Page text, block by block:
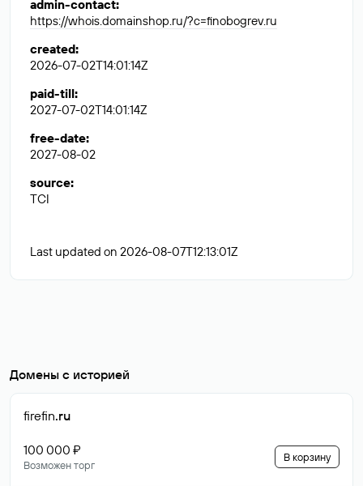
admin-contact:
https://whois.domainshop.ru/?c=finobogrev.ru
created:
2026-07-02T14:01:14Z
paid-till:
2027-07-02T14:01:14Z
free-date:
2027-08-02
source:
TCI
Last updated on 2026-08-07T12:13:01Z
Домены с историей
firefin.ru
100 000 ₽
Возможен торг
В корзину